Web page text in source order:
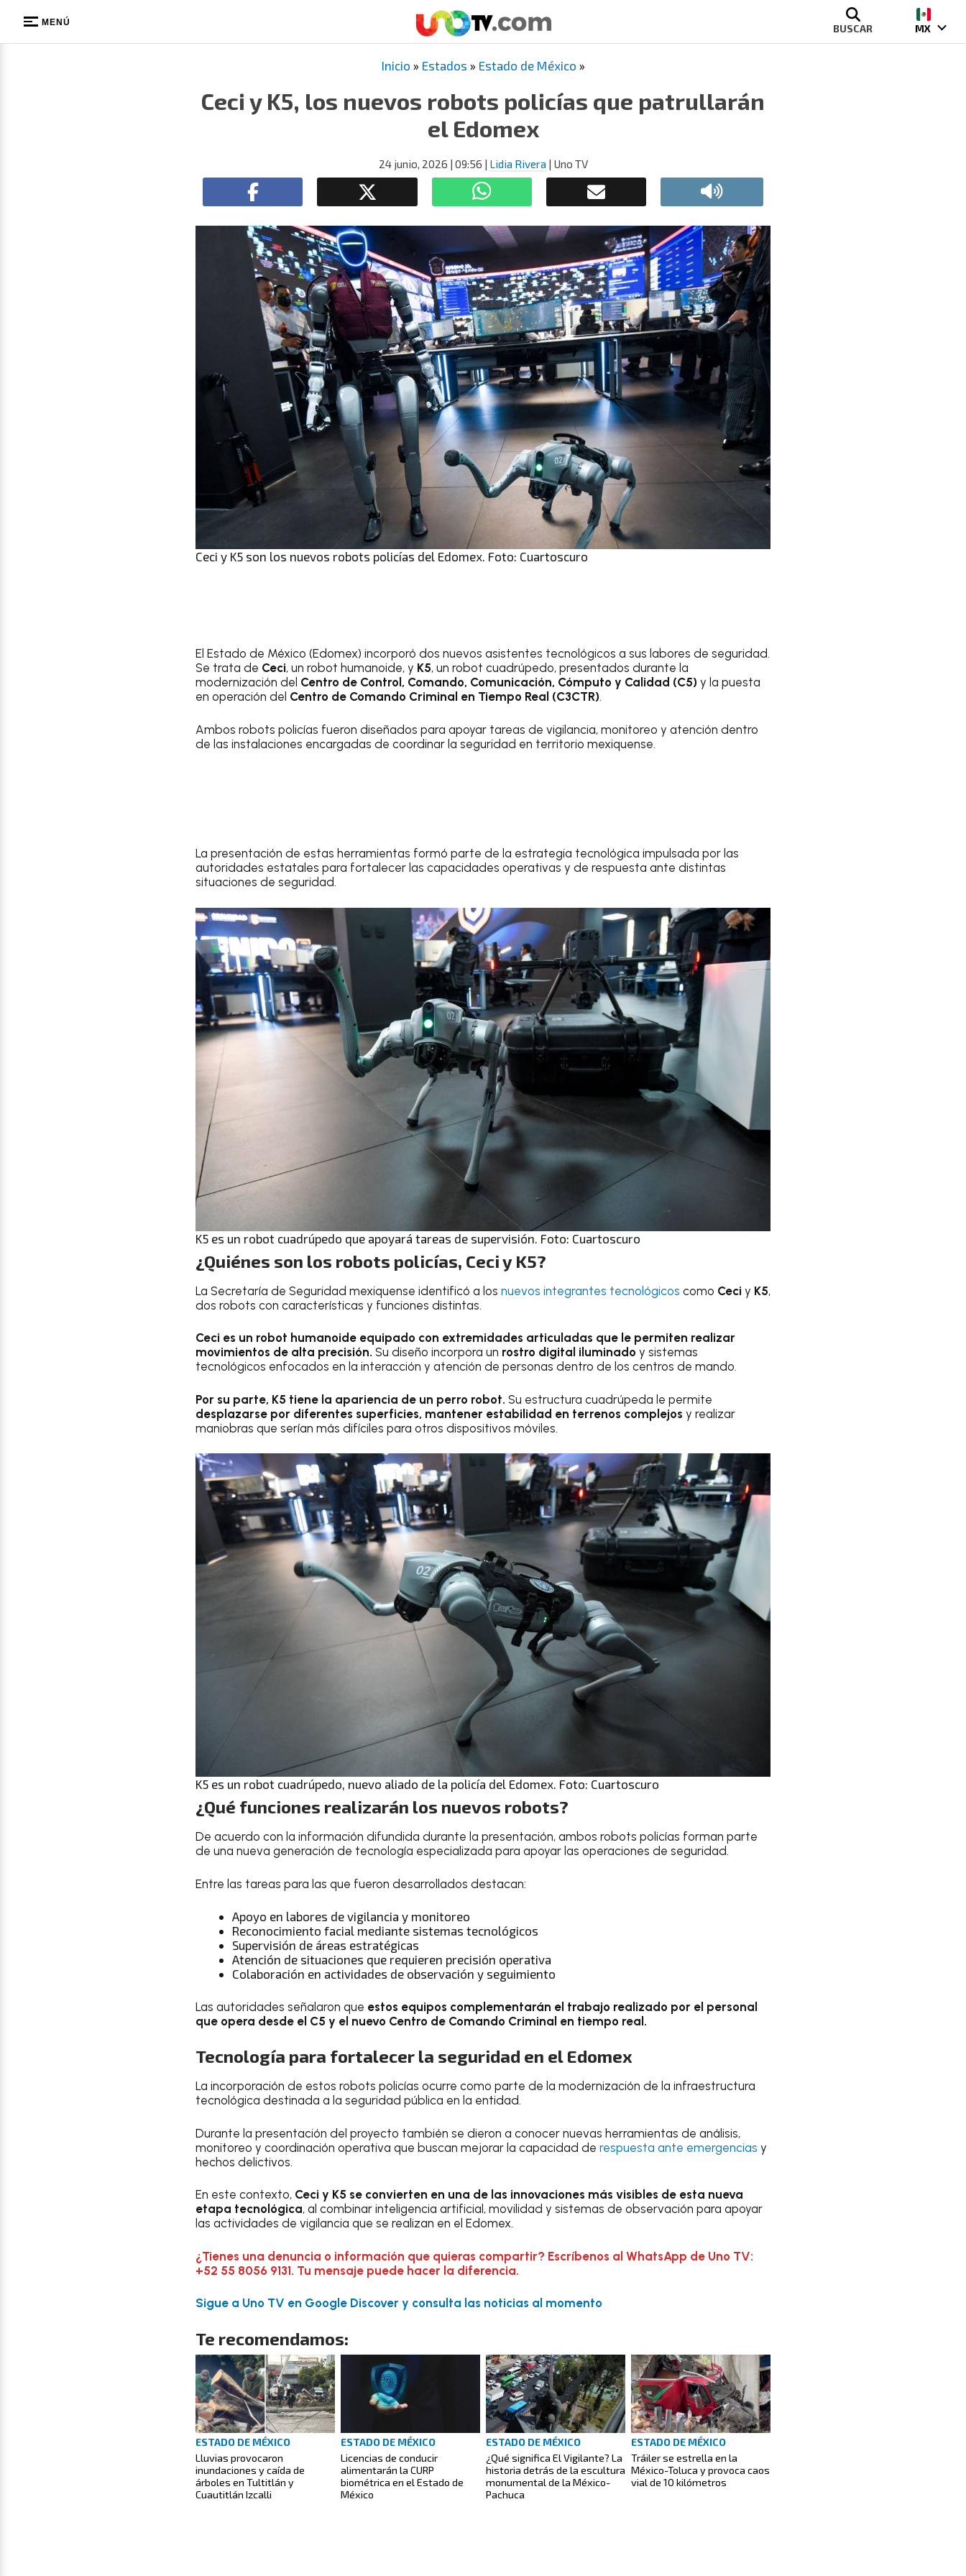
MENÚ BUSCAR MX
Inicio » Estados » Estado de México »
Ceci y K5, los nuevos robots policías que patrullarán
el Edomex
24 junio, 2026 | 09:56 | Lidia Rivera | Uno TV
Ceci y K5 son los nuevos robots policías del Edomex. Foto: Cuartoscuro
El Estado de México (Edomex) incorporó dos nuevos asistentes tecnológicos a sus labores de seguridad.
Se trata de Ceci, un robot humanoide, y K5, un robot cuadrúpedo, presentados durante la
modernización del Centro de Control, Comando, Comunicación, Cómputo y Calidad (C5) y la puesta
en operación del Centro de Comando Criminal en Tiempo Real (C3CTR).
Ambos robots policías fueron diseñados para apoyar tareas de vigilancia, monitoreo y atención dentro
de las instalaciones encargadas de coordinar la seguridad en territorio mexiquense.
La presentación de estas herramientas formó parte de la estrategia tecnológica impulsada por las
autoridades estatales para fortalecer las capacidades operativas y de respuesta ante distintas
situaciones de seguridad.
K5 es un robot cuadrúpedo que apoyará tareas de supervisión. Foto: Cuartoscuro
¿Quiénes son los robots policías, Ceci y K5?
La Secretaría de Seguridad mexiquense identificó a los nuevos integrantes tecnológicos como Ceci y K5,
dos robots con características y funciones distintas.
Ceci es un robot humanoide equipado con extremidades articuladas que le permiten realizar
movimientos de alta precisión. Su diseño incorpora un rostro digital iluminado y sistemas
tecnológicos enfocados en la interacción y atención de personas dentro de los centros de mando.
Por su parte, K5 tiene la apariencia de un perro robot. Su estructura cuadrúpeda le permite
desplazarse por diferentes superficies, mantener estabilidad en terrenos complejos y realizar
maniobras que serían más difíciles para otros dispositivos móviles.
K5 es un robot cuadrúpedo, nuevo aliado de la policía del Edomex. Foto: Cuartoscuro
¿Qué funciones realizarán los nuevos robots?
De acuerdo con la información difundida durante la presentación, ambos robots policías forman parte
de una nueva generación de tecnología especializada para apoyar las operaciones de seguridad.
Entre las tareas para las que fueron desarrollados destacan:
Apoyo en labores de vigilancia y monitoreo
Reconocimiento facial mediante sistemas tecnológicos
Supervisión de áreas estratégicas
Atención de situaciones que requieren precisión operativa
Colaboración en actividades de observación y seguimiento
Las autoridades señalaron que estos equipos complementarán el trabajo realizado por el personal
que opera desde el C5 y el nuevo Centro de Comando Criminal en tiempo real.
Tecnología para fortalecer la seguridad en el Edomex
La incorporación de estos robots policías ocurre como parte de la modernización de la infraestructura
tecnológica destinada a la seguridad pública en la entidad.
Durante la presentación del proyecto también se dieron a conocer nuevas herramientas de análisis,
monitoreo y coordinación operativa que buscan mejorar la capacidad de respuesta ante emergencias y
hechos delictivos.
En este contexto, Ceci y K5 se convierten en una de las innovaciones más visibles de esta nueva
etapa tecnológica, al combinar inteligencia artificial, movilidad y sistemas de observación para apoyar
las actividades de vigilancia que se realizan en el Edomex.
¿Tienes una denuncia o información que quieras compartir? Escríbenos al WhatsApp de Uno TV:
+52 55 8056 9131. Tu mensaje puede hacer la diferencia.
Sigue a Uno TV en Google Discover y consulta las noticias al momento
Te recomendamos:
ESTADO DE MÉXICO
Lluvias provocaron
inundaciones y caída de
árboles en Tultitlán y
Cuautitlán Izcalli
ESTADO DE MÉXICO
Licencias de conducir
alimentarán la CURP
biométrica en el Estado de
México
ESTADO DE MÉXICO
¿Qué significa El Vigilante? La
historia detrás de la escultura
monumental de la México-
Pachuca
ESTADO DE MÉXICO
Tráiler se estrella en la
México-Toluca y provoca caos
vial de 10 kilómetros